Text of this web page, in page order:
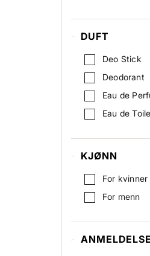
DUFT
Deo Stick
Deodorant
Eau de
Eau de
KJØNN
For kvinner
For menn